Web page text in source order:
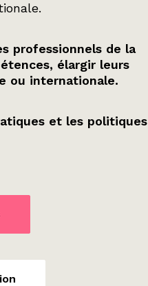
professionnels de la
élargir leurs
ou internationale.
et les politiques